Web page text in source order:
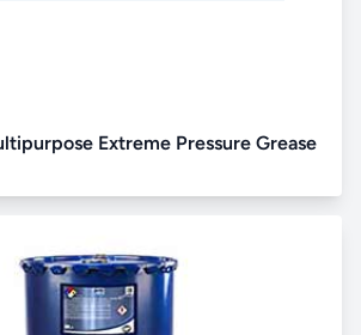
Extreme Pressure Grease